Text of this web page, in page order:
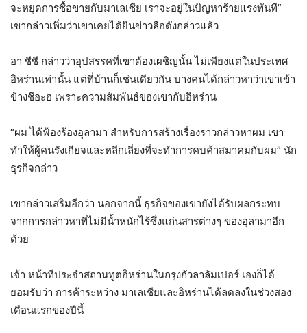
จะหยุดการซื้อขายกับมาเลเซีย เราจะอยู่ในปัญหาร้ายแรงทันที”
เขากล่าวเพิ่มว่าเขาเคยได้ยินข่าวลือดังกล่าวแล้ว
อา ซีซี กล่าวว่าอุปสรรคที่เขาต้องเผชิญนั้น ไม่เพียงแต่ในประเทศ
อิหร่านเท่านั้น แต่ที่บ้านก็เช่นเดียวกัน บางคนได้กล่าวหาว่าเขาเข้า
ข้างชีอะฮ เพราะความสัมพันธ์ของเขากับอิหร่าน
“ผม ได้ฟ้องร้องอุลามา สำหรับการสร้างเรื่องราวกล่าวหาผม เขา
ทำให้ผู้คนรังเกียจและหลีกเลี่ยงที่จะทำการคบค้าสมาคมกับผม” นัก
ธุรกิจกล่าว
เขากล่าวเสริมอีกว่า นอกจากนี้ ธุรกิจของเขายังได้รับผลกระทบ
จากการกล่าวหาที่ไม่มีน้ำหนักไร้ซึ่งแก่นสารต่างๆ ของอุลามาอีก
ด้วย
เจ้า หน้าทีประจำสถานทูตอิหร่านในกรุงกัวลาลัมเปอร์ เองก็ได้
ยอมรับว่า การค้าระหว่าง มาเลเซียและอิหร่านได้ลดลงในช่วงสอง
เดือนแรกของปีนี้